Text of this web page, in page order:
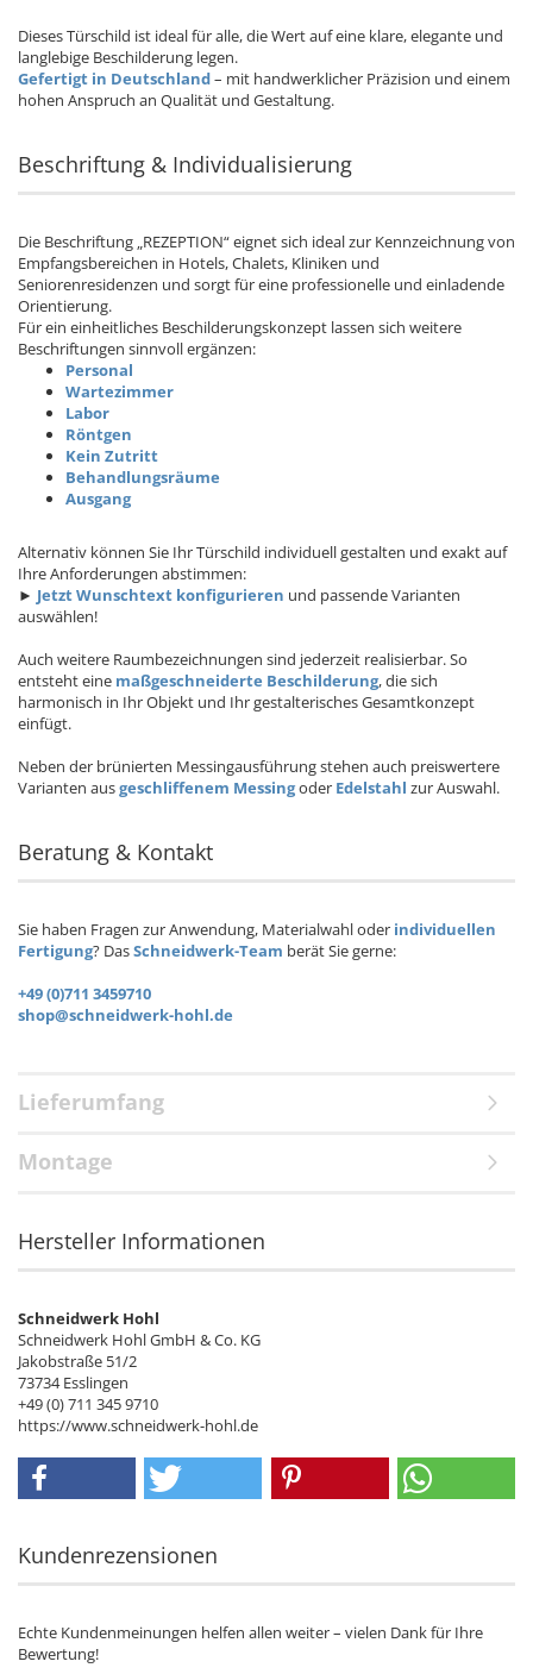
Dieses Türschild ist ideal für alle, die Wert auf eine klare, elegante und
langlebige Beschilderung legen.
Gefertigt in Deutschland– mit handwerklicher Präzision und einem
hohen Anspruch an Qualität und Gestaltung.
Beschriftung & Individualisierung
Die Beschriftung „REZEPTION“ eignet sich ideal zur Kennzeichnung von
Empfangsbereichen in Hotels, Chalets, Kliniken und
Seniorenresidenzen und sorgt für eine professionelle und einladende
Orientierung.
Für ein einheitliches Beschilderungskonzept lassen sich weitere
Beschriftungen sinnvoll ergänzen:
Personal
Wartezimmer
Labor
Röntgen
Kein Zutritt
Behandlungsräume
Ausgang
Alternativ können Sie Ihr Türschild individuell gestalten und exakt auf
Ihre Anforderungen abstimmen:
► Jetzt Wunschtext konfigurieren und passende Varianten
auswählen!
Auch weitere Raumbezeichnungen sind jederzeit realisierbar. So
entsteht eine maßgeschneiderte Beschilderung, die sich
harmonisch in Ihr Objekt und Ihr gestalterisches Gesamtkonzept
einfügt.
Neben der brünierten Messingausführung stehen auch preiswertere
Varianten ausgeschliffenem Messingoder Edelstahl zur Auswahl.
Beratung & Kontakt
Sie haben Fragen zur Anwendung, Materialwahl oder individuellen
Fertigung? DasSchneidwerk-Team berät Sie gerne:
+49 (0)711 3459710
shop@schneidwerk-hohl.de
Lieferumfang
Montage
Hersteller Informationen
Schneidwerk Hohl
Schneidwerk Hohl GmbH & Co. KG
Jakobstraße 51/2
73734 Esslingen
+49 (0) 711 345 9710
https://www.schneidwerk-hohl.de
Kundenrezensionen
Echte Kundenmeinungen helfen allen weiter – vielen Dank für Ihre
Bewertung!